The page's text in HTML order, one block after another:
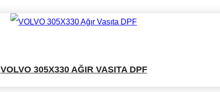
VOLVO 305X330 AĞIR VASITA DPF